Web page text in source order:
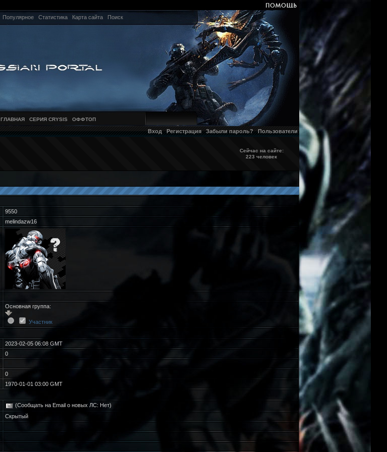
Популярное Статистика Карта сайта Поиск
ГЛАВНАЯ СЕРИЯ CRYSIS ОФФТОП
Вход Регистрация Забыли пароль? Пользователи
Сейчас на сайте:
223 человек
9550
melindazw16
Основная группа:
Участник
2023-02-05 06:08 GMT
0
0
1970-01-01 03:00 GMT
(Сообщать на Email о новых ЛС: Нет)
Скрытый